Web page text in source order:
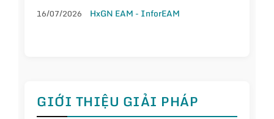
16/07/2026 HxGN EAM - InforEAM
GIỚI THIỆU GIẢI PHÁP